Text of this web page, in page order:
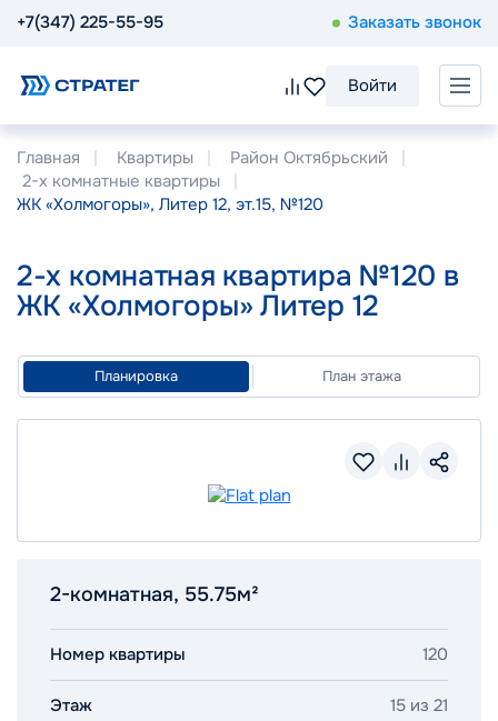
+7(347) 225-55-95 Заказать звонок
Войти
Главная Квартиры
Район Октябрьский
2-х комнатные квартиры
ЖК «Холмогоры», Литер 12, эт.15, №120
2-х комнатная квартира №120 в
ЖК «Холмогоры» Литер 12
Планировка План этажа
2-комнатная, 55.75м²
Номер квартиры 120
Этаж 15 из 21